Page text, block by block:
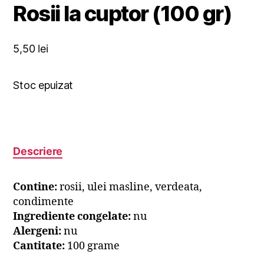
Rosii la cuptor (100 gr)
5,50 lei
Stoc epuizat
Descriere
Contine:rosii, ulei masline, verdeata,
condimente
Ingrediente congelate:nu
Alergeni:nu
Cantitate: 100 grame